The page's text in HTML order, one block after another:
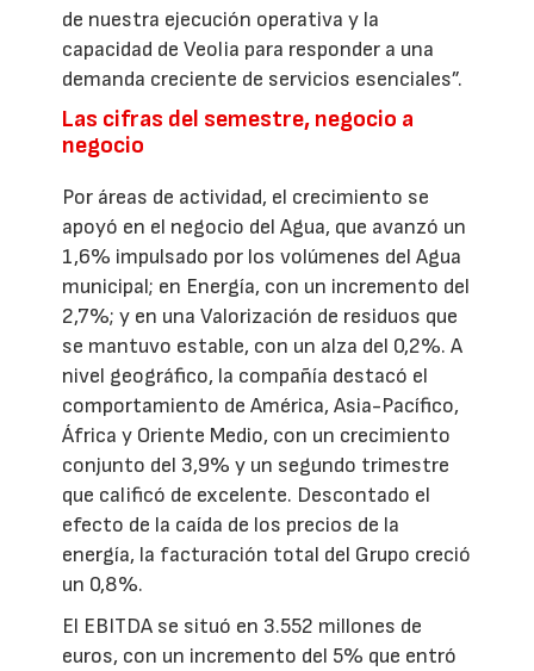
de nuestra ejecución operativa y la
capacidad de Veolia para responder a una
demanda creciente de servicios esenciales”.
Las cifras del semestre, negocio a
negocio
Por áreas de actividad, el crecimiento se
apoyó en el negocio del Agua, que avanzó un
1,6% impulsado por los volúmenes del Agua
municipal; en Energía, con un incremento del
2,7%; y en una Valorización de residuos que
se mantuvo estable, con un alza del 0,2%. A
nivel geográfico, la compañía destacó el
comportamiento de América, Asia-Pacífico,
África y Oriente Medio, con un crecimiento
conjunto del 3,9% y un segundo trimestre
que calificó de excelente. Descontado el
efecto de la caída de los precios de la
energía, la facturación total del Grupo creció
un 0,8%.
El EBITDA se situó en 3.552 millones de
euros, con un incremento del 5% que entró